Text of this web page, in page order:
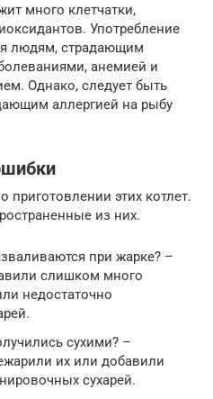
много клетчатки,
Употребление
людям, страдающим
анемией и
Однако, следует быть
аллергией на рыбу
этих котлет.
из них.
при жарке? –
слишком много
недостаточно
сухими? –
их или добавили
сухарей.